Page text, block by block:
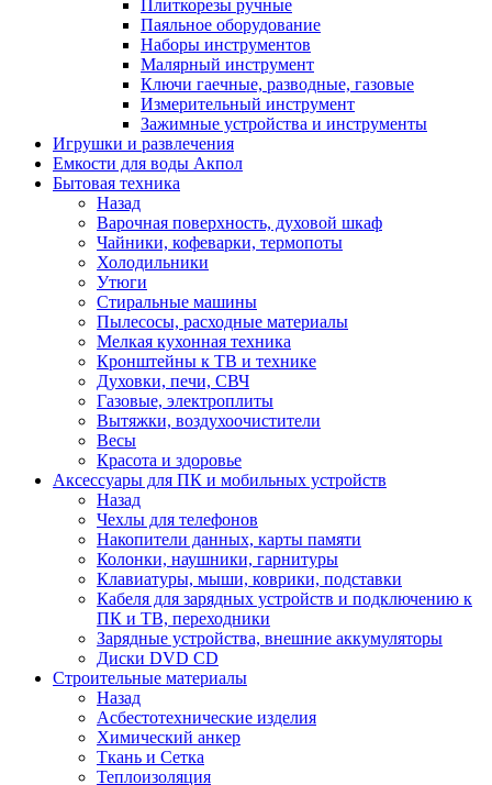
Плиткорезы ручные
Паяльное оборудование
Наборы инструментов
Малярный инструмент
Ключи гаечные, разводные, газовые
Измерительный инструмент
Зажимные устройства и инструменты
Игрушки и развлечения
Емкости для воды Акпол
Бытовая техника
Назад
Варочная поверхность, духовой шкаф
Чайники, кофеварки, термопоты
Холодильники
Утюги
Стиральные машины
Пылесосы, расходные материалы
Мелкая кухонная техника
Кронштейны к ТВ и технике
Духовки, печи, СВЧ
Газовые, электроплиты
Вытяжки, воздухоочистители
Весы
Красота и здоровье
Аксессуары для ПК и мобильных устройств
Назад
Чехлы для телефонов
Накопители данных, карты памяти
Колонки, наушники, гарнитуры
Клавиатуры, мыши, коврики, подставки
Кабеля для зарядных устройств и подключению к
ПК и ТВ, переходники
Зарядные устройства, внешние аккумуляторы
Диски DVD CD
Строительные материалы
Назад
Асбестотехнические изделия
Химический анкер
Ткань и Сетка
Теплоизоляция